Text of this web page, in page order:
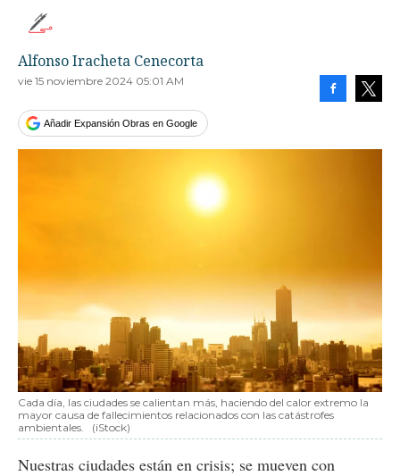
Alfonso Iracheta Cenecorta
vie 15 noviembre 2024 05:01 AM
Añadir Expansión Obras en Google
Cada día, las ciudades se calientan más, haciendo del calor extremo la
mayor causa de fallecimientos relacionados con las catástrofes
ambientales.
(iStock)
Nuestras ciudades están en crisis; se mueven con